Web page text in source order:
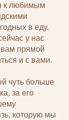
к любимым
в еду.
у нас
вам прямой
и с вами.
чуть больше
за его
которую мы